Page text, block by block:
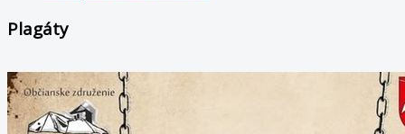
Plagáty